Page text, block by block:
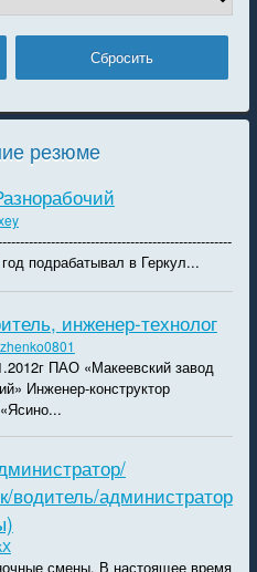
резюме
подрабатывал в Геркул...
инженер-технолог
ПАО «Макеевский завод
Инженер-конструктор
водитель/администратор
смены. В настоящее время